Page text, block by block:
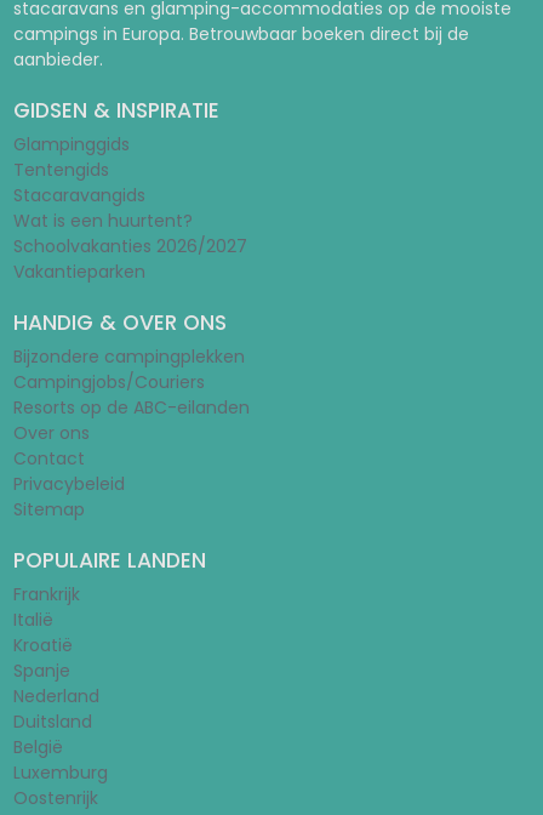
stacaravans en glamping-accommodaties op de mooiste
campings in Europa. Betrouwbaar boeken direct bij de
aanbieder.
GIDSEN & INSPIRATIE
Glampinggids
Tentengids
Stacaravangids
Wat is een huurtent?
Schoolvakanties 2026/2027
Vakantieparken
HANDIG & OVER ONS
Bijzondere campingplekken
Campingjobs/Couriers
Resorts op de ABC-eilanden
Over ons
Contact
Privacybeleid
Sitemap
POPULAIRE LANDEN
Frankrijk
Italië
Kroatië
Spanje
Nederland
Duitsland
België
Luxemburg
Oostenrijk